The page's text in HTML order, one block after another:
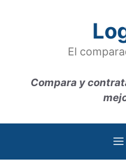
El
Compara y